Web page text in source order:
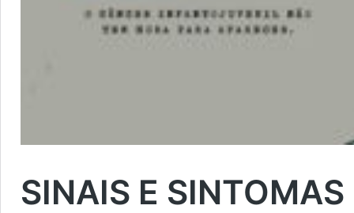
SINAIS E SINTOMAS